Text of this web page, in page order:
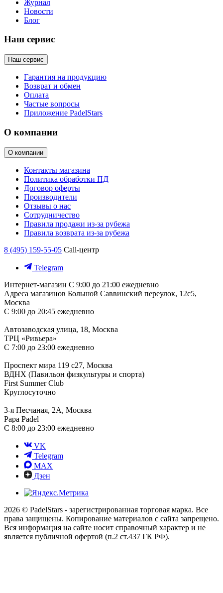
Журнал
Новости
Блог
Наш сервис
Наш сервис
Гарантия на продукцию
Возврат и обмен
Оплата
Частые вопросы
Приложение PadelStars
О компании
О компании
Контакты магазина
Политика обработки ПД
Договор оферты
Производители
Отзывы о нас
Сотрудничество
Правила продажи из-за рубежа
Правила возврата из-за рубежа
8 (495) 159-55-05 Call-центр
Telegram
Интернет-магазин С 9:00 до 21:00 ежедневно
Адреса магазинов Большой Саввинский переулок, 12с5,
Москва
С 9:00 до 20:45 ежедневно
Автозаводская улица, 18, Москва
ТРЦ «Ривьера»
С 7:00 до 23:00 ежедневно
Проспект мира 119 с27, Москва
ВДНХ (Павильон физкультуры и спорта)
First Summer Club
Круглосуточно
3-я Песчаная, 2А, Москва
Papa Padel
С 8:00 до 23:00 ежедневно
VK
Telegram
MAX
Дзен
2026 © PadelStars - зарегистрированная торговая марка. Все
права защищены. Копирование материалов с сайта запрещено.
Вся информация на сайте носит справочный характер и не
является публичной офертой (п.2 ст.437 ГК РФ).